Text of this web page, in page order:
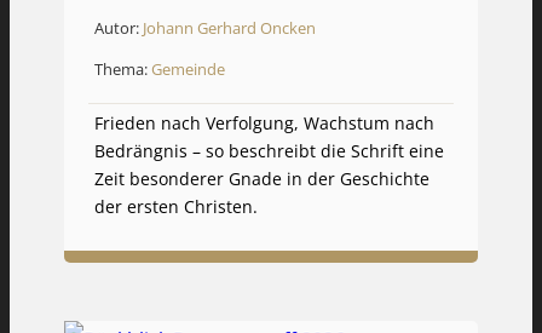
Autor: Johann Gerhard Oncken
Thema:Gemeinde
Frieden nach Verfolgung, Wachstum nach
Bedrängnis – so beschreibt die Schrift eine
Zeit besonderer Gnade in der Geschichte
der ersten Christen.